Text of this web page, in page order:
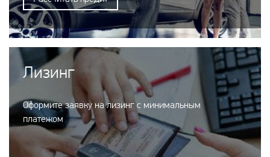
Лизинг
Оформите заявку на лизинг с минимальным
платежом